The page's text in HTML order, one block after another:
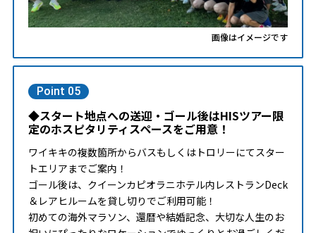
画像はイメージです
Point 05
◆スタート地点への送迎・ゴール後はHISツアー限
定のホスピタリティスペースをご用意！
ワイキキの複数箇所からバスもしくはトロリーにてスター
トエリアまでご案内！
ゴール後は、クイーンカピオラニホテル内レストランDeck
＆レアヒルームを貸し切りでご利用可能！
初めての海外マラソン、還暦や結婚記念、大切な人生のお